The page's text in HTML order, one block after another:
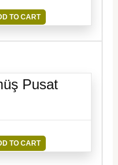
TO CART
Pusat
TO CART